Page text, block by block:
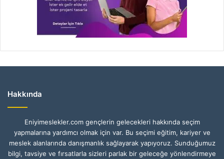
Hakkında
Eniyimeslekler.com gençlerin gelecekleri hakkında seçim
yapmalarına yardımcı olmak için var. Bu seçimi eğitim, kariyer ve
meslek alanlarında danışmanlık sağlayarak yapıyoruz. Sunduğumuz
bilgi, tavsiye ve fırsatlarla sizleri parlak bir geleceğe yönlendirmeye